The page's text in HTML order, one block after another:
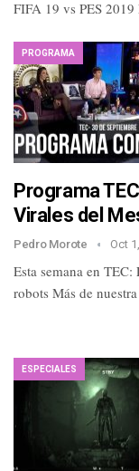
FIFA 19 vs PES
PROGRAMA
Programa
Virales del
Pedro Morote Oct
Esta semana en
robots Más de
ESPECIALES